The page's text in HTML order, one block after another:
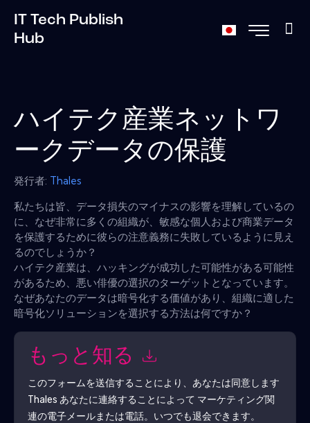
IT Tech Publish
Hub
ハイテク産業ネットワ
ークデータの保護
発行者: Thales
私たちは皆、データ損失のマイナスの影響を理解しているの
に、なぜ非常に多くの組織が、敏感な個人および商業データ
を保護するために彼らの注意義務に失敗しているように見え
るのでしょうか？
ハイテク産業は、ハッキングが成功した可能性がある可能性
があるため、悪い俳優の選択のターゲットとなっています。
なぜあなたのデータは暗号化する価値があり、組織に適した
暗号化ソリューションを選択する方法は何ですか？
もっと知る
このフォームを送信することにより、あなたは同意します
Thales あなたに連絡することによって マーケティング関
連の電子メールまたは電話。いつでも退会できます。